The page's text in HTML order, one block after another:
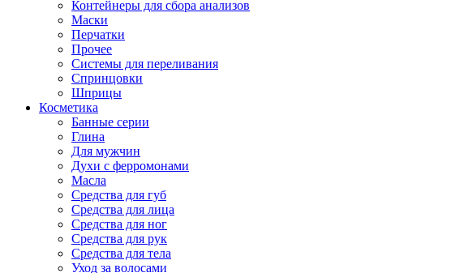
Контейнеры для сбора анализов
Маски
Перчатки
Прочее
Системы для переливания
Спринцовки
Шприцы
Косметика
Банные серии
Глина
Для мужчин
Духи с ферромонами
Масла
Средства для губ
Средства для лица
Средства для ног
Средства для рук
Средства для тела
Уход за волосами